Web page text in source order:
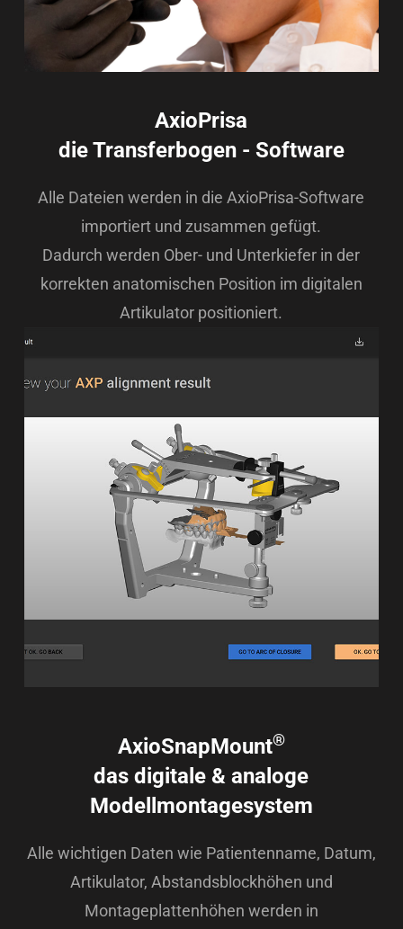
AxioPrisa
die Transferbogen - Software
Alle Dateien werden in die AxioPrisa-Software
importiert und zusammen gefügt.
Dadurch werden Ober- und Unterkiefer in der
korrekten anatomischen Position im digitalen
Artikulator positioniert.
AxioSnapMount®
das digitale & analoge
Modellmontagesystem
Alle wichtigen Daten wie Patientenname, Datum,
Artikulator, Abstandsblockhöhen und
Montageplattenhöhen werden in